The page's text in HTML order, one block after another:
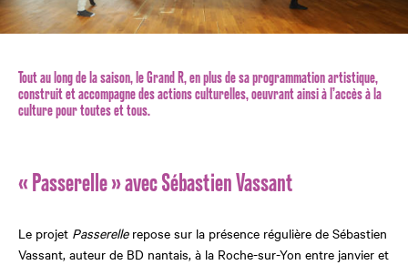
Tout au long de la saison, le Grand R, en plus de sa programmation artistique,
construit et accompagne des actions culturelles, oeuvrant ainsi à l’accès à la
culture pour toutes et tous.
« Passerelle » avec Sébastien Vassant
Le projet Passerellerepose sur la présence régulière de Sébastien
Vassant, auteur de BD nantais, à la Roche-sur-Yon entre janvier et